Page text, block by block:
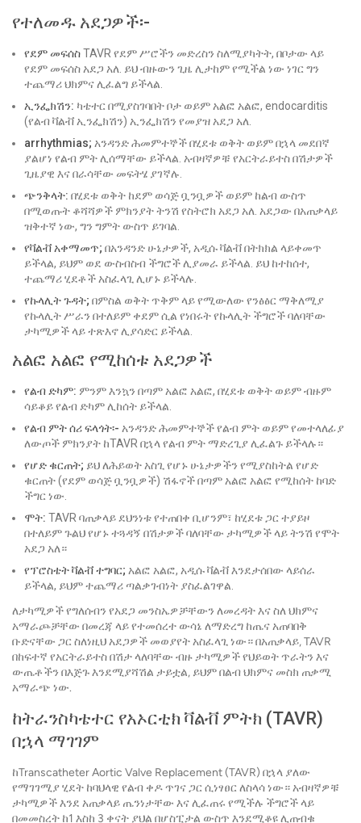
የተለመዱ አደጋዎች፡-
የደም መፍሰስTAVR የደም ሥሮችን መድረስን ስለሚያካትት, በቦታው ላይ
የደም መፍሰስ አደጋ አለ. ይህ ብዙውን ጊዜ ሊታከም የሚችል ነው ነገር ግን
ተጨማሪ ህክምና ሊፈልግ ይችላል.
ኢንፌክሽን: ካቴተር በሚያስገባበት ቦታ ወይም አልፎ አልፎ, endocarditis
(የልብ ቫልቭ ኢንፌክሽን) ኢንፌክሽን የመያዝ አደጋ አለ.
arrhythmias; አንዳንድ ሕመምተኞች በሂደቱ ወቅት ወይም በኋላ መደበኛ
ያልሆነ የልብ ምት ሊሰማቸው ይችላል. አብዛኛዎቹ የአርትራይተስ በሽታዎች
ጊዜያዊ እና በራሳቸው መፍትሄ ያገኛሉ.
ጭንቅላት: በሂደቱ ወቅት ከደም ወሳጅ ቧንቧዎች ወይም ከልብ ውስጥ
በሚወጡት ቆሻሻዎች ምክንያት ትንሽ የስትሮክ አደጋ አለ. አደጋው በአጠቃላይ
ዝቅተኛ ነው, ግን ግምት ውስጥ ይገባል.
የቫልቭ አቀማመጥ; በአንዳንድ ሁኔታዎች, አዲሱ ቫልቭ በትክክል ላይቀመጥ
ይችላል, ይህም ወደ ውስብስብ ችግሮች ሊያመራ ይችላል. ይህ ከተከሰተ,
ተጨማሪ ሂደቶች አስፈላጊ ሊሆኑ ይችላሉ.
የኩላሊት ጉዳት; በምስል ወቅት ጥቅም ላይ የሚውለው የንፅፅር ማቅለሚያ
የኩላሊት ሥራን በተለይም ቀደም ሲል የነበሩት የኩላሊት ችግሮች ባለባቸው
ታካሚዎች ላይ ተጽእኖ ሊያሳድር ይችላል.
አልፎ አልፎ የሚከሰቱ አደጋዎች
የልብ ድካም: ምንም እንኳን በጣም አልፎ አልፎ, በሂደቱ ወቅት ወይም ብዙም
ሳይቆይ የልብ ድካም ሊከሰት ይችላል.
የልብ ምት ሰሪ ፍላጎት፡- አንዳንድ ሕመምተኞች የልብ ምት ወይም የመተላለፊያ
ለውጦች ምክንያት ከTAVR በኋላ የልብ ምት ማድረጊያ ሊፈልጉ ይችላሉ።
የሆድ ቁርጠት; ይህ ለሕይወት አስጊ የሆኑ ሁኔታዎችን የሚያስከትል የሆድ
ቁርጠት (የደም ወሳጅ ቧንቧዎች) ሽፋኖች በጣም አልፎ አልፎ የሚከሰት ከባድ
ችግር ነው.
ሞት: TAVR ባጠቃላይ ደህንነቱ የተጠበቀ ቢሆንም፣ ከሂደቱ ጋር ተያይዞ
በተለይም ጉልህ የሆኑ ተጓዳኝ በሽታዎች ባለባቸው ታካሚዎች ላይ ትንሽ የሞት
አደጋ አለ።
የፕሮስቴት ቫልቭ ተግባር; አልፎ አልፎ, አዲሱ ቫልቭ እንደታሰበው ላይሰራ
ይችላል, ይህም ተጨማሪ ጣልቃገብነት ያስፈልገዋል.
ለታካሚዎች የግለሰብን የአደጋ መንስኤዎቻቸውን ለመረዳት እና ስለ ህክምና
አማራጮቻቸው በመረጃ ላይ የተመሰረተ ውሳኔ ለማድረግ ከጤና አጠባበቅ
ቡድናቸው ጋር ስለነዚህ አደጋዎች መወያየት አስፈላጊ ነው። በአጠቃላይ, TAVR
በከፍተኛ የአርትራይተስ በሽታ ላለባቸው ብዙ ታካሚዎች የህይወት ጥራትን እና
ውጤቶችን በእጅጉ እንደሚያሻሽል ታይቷል, ይህም በልብ ህክምና መስክ ጠቃሚ
አማራጭ ነው.
ከትራንስካቴተር የአኦርቲክ ቫልቭ ምትክ (TAVR)
በኋላ ማገገም
ከTranscatheter Aortic Valve Replacement (TAVR) በኋላ ያለው
የማገገሚያ ሂደት ከባህላዊ የልብ ቀዶ ጥገና ጋር ሲነፃፀር ለስላሳ ነው። አብዛኛዎቹ
ታካሚዎች እንደ አጠቃላይ ጤንነታቸው እና ሊፈጠሩ የሚችሉ ችግሮች ላይ
በመመስረት ከ1 እስከ 3 ቀናት ያህል በሆስፒታል ውስጥ እንደሚቆዩ ሊጠብቁ